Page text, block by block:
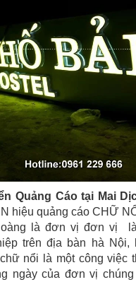
Quảng Cáo tại Mai
hiệu quảng cáo CHỮ
là đơn vị đơn vị
trên địa bàn hà Nội,
nổi là một công việc
ngày của đơn vị